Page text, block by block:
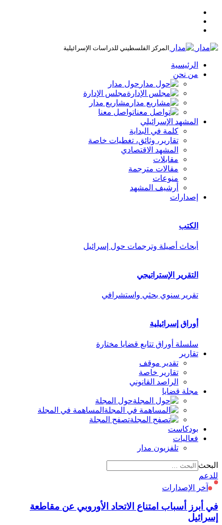
المركز الفلسطيني للدراسات الإسرائيلية
الرئيسية
من نحن
حول مدار
مجلس الإدارة
مشاريع مدار
تواصل معنا
المشهد الإسرائيلي
كلمة في البداية
تقارير، وثائق، تغطيات خاصة
المشهد الاقتصادي
مقابلات
مقالات مترجمة
منوعات
أرشيف المشهد
إصدارات
الكتب
أبحاث أصيلة وترجمات حول إسرائيل
التقرير الإستراتيجي
تقرير سنوي بحثي واستشرافي
أوراق إسرائيلية
سلسلة أوراق تتابع قضايا مختارة
تقارير
تقدير موقف
تقارير خاصة
الراصد القانوني
مجلة قضايا
حول المجلة
المساهمة في المجلة
تصفح المجلة
بودكاست
فعاليات
تلفزيون مدار
البحث
للدعم
آخر الإصدارات
في أبرز أسباب امتناع الاتحاد الأوروبي عن مقاطعة
إسرائيل